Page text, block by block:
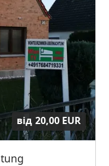
від 20,00 EUR